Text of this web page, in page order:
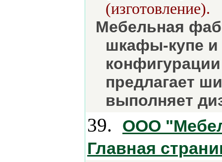
(изготовление).
Мебельная
шкафы-купе и
предлагает
выполняет
39.
ООО
Главная